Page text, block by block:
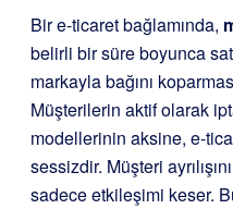
Bir e-ticaret bağlamında,
belirli bir süre boyunca
markayla bağını
Müşterilerin aktif olarak
modellerinin aksine, e-
sessizdir. Müşteri
sadece etkileşimi keser.